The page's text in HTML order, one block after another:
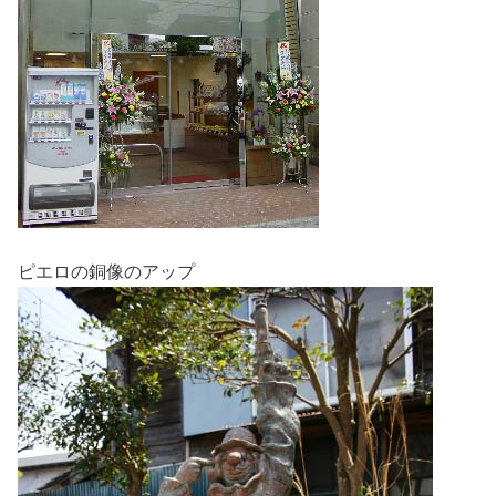
ピエロの銅像のアップ